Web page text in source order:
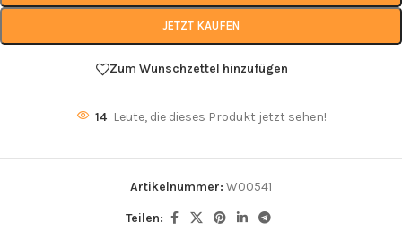
JETZT KAUFEN
Zum Wunschzettel hinzufügen
14 Leute, die dieses Produkt jetzt sehen!
Artikelnummer: W00541
Teilen: